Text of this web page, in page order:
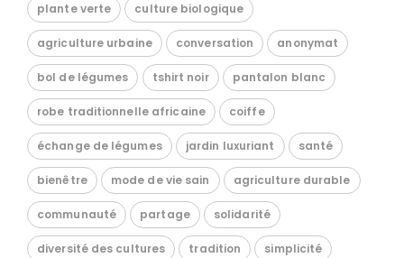
plante verte culture biologique
agriculture urbaine conversation anonymat
bol de légumes tshirt noir pantalon blanc
robe traditionnelle africaine coiffe
échange de légumes jardin luxuriant santé
bienêtre mode de vie sain agriculture durable
communauté partage solidarité
diversité des cultures tradition simplicité